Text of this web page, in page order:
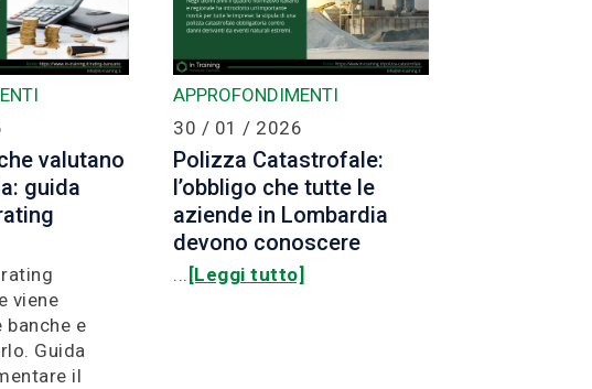
valutano
guida
viene
e
Guida
il
APPROFONDIMENTI
30 / 01 / 2026
Polizza Catastrofale:
l’obbligo che tutte le
aziende in Lombardia
devono conoscere
... [Leggi tutto]